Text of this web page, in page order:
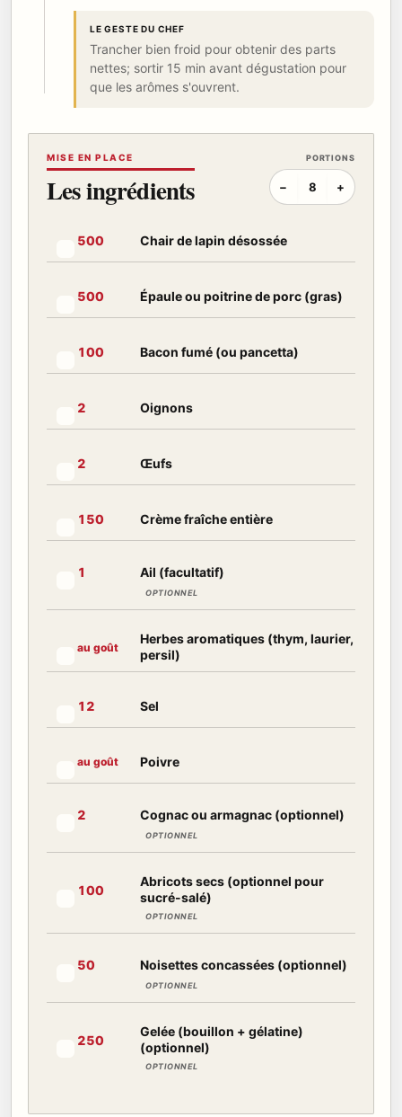
MISE EN PLACE
Les ingrédients
PORTIONS
− 8 +
Marquer cet ingrédient comme préparé
500 Chair de lapin désossée
Marquer cet ingrédient comme préparé
500 Épaule ou poitrine de porc (gras)
Marquer cet ingrédient comme préparé
100 Bacon fumé (ou pancetta)
Marquer cet ingrédient comme préparé
2 Oignons
Marquer cet ingrédient comme préparé
2 Œufs
Marquer cet ingrédient comme préparé
150 Crème fraîche entière
Marquer cet ingrédient comme préparé
1 Ail (facultatif)
OPTIONNEL
Marquer cet ingrédient comme préparé
au goût
Herbes aromatiques (thym, laurier,
persil)
Marquer cet ingrédient comme préparé
12 Sel
Marquer cet ingrédient comme préparé
au goût Poivre
Marquer cet ingrédient comme préparé
2 Cognac ou armagnac (optionnel)
OPTIONNEL
Marquer cet ingrédient comme préparé
100
Abricots secs (optionnel pour
sucré-salé)
OPTIONNEL
Marquer cet ingrédient comme préparé
50 Noisettes concassées (optionnel)
OPTIONNEL
Marquer cet ingrédient comme préparé
250
Gelée (bouillon + gélatine)
(optionnel)
OPTIONNEL
LE GESTE DU CHEF
Trancher bien froid pour obtenir des parts
nettes; sortir 15 min avant dégustation pour
que les arômes s'ouvrent.